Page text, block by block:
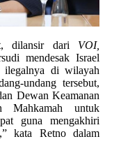
dilansir dari VOI,
mendesak Israel
ilegalnya di wilayah
undang tersebut,
Dewan Keamanan
Mahkamah untuk
guna mengakhiri
kata Retno dalam